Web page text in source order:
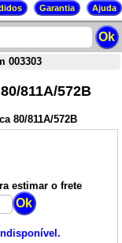
003303
811A/572B
80/811A/572B
estimar o frete
Indisponível.